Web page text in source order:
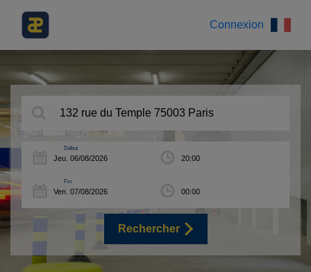
Connexion
Début
Fin
Rechercher